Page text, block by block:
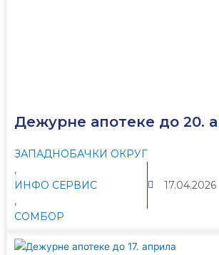
Дежурне апотеке до 20.
ЗАПАДНОБАЧКИ ОКРУГ
,
ИНФО СЕРВИС
,
СОМБОР
17.04.2026